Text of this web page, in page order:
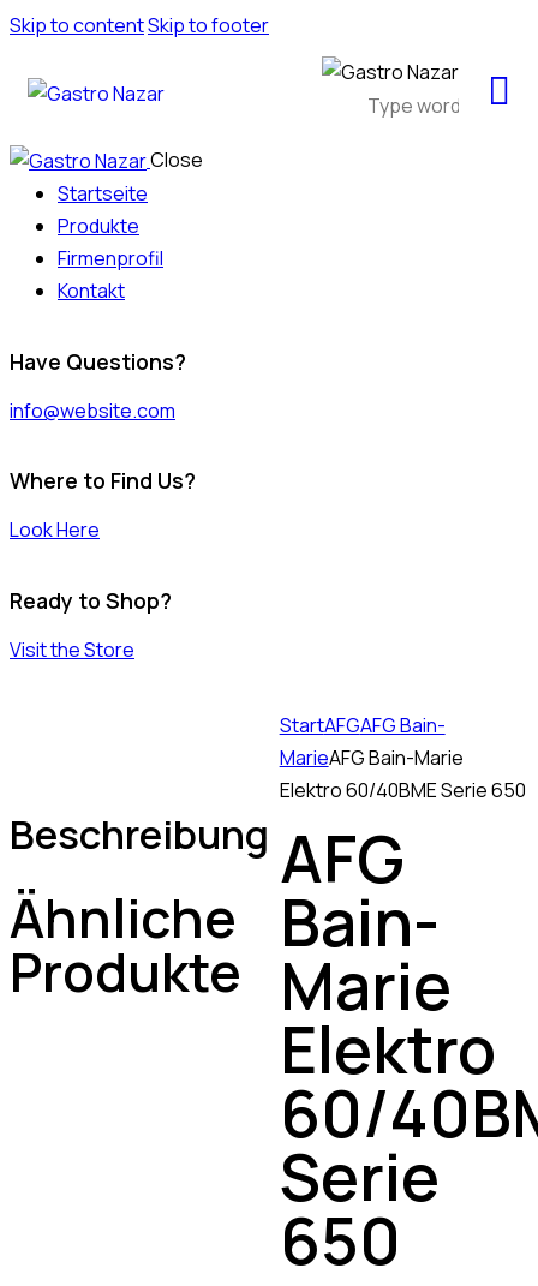
Skip to contentSkip to footer
Close
Startseite
Produkte
Firmenprofil
Kontakt
Have Questions?
info@website.com
Where to Find Us?
Look Here
Ready to Shop?
Visit the Store
StartAFGAFG Bain-
MarieAFG Bain-Marie
Elektro 60/40BME Serie 650
AFG
Bain-
Marie
Elektro
60/
Serie
650
Beschreibung
Ähnliche
Produkte